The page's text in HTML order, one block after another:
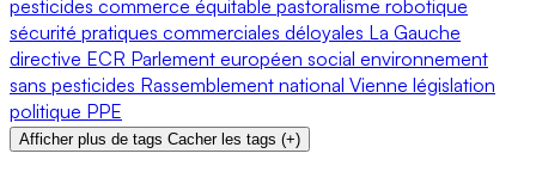
pesticides commerce équitable pastoralisme robotique
sécurité pratiques commerciales déloyales La Gauche
directive ECR Parlement européen social environnement
sans pesticides Rassemblement national Vienne législation
politique PPE
Afficher plus de tags Cacher les tags (+)